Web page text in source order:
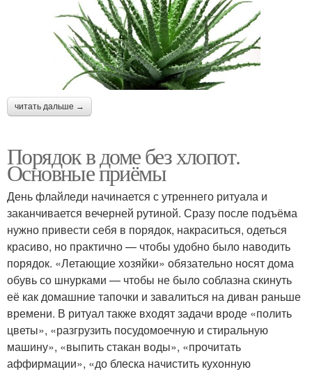
читать дальше →
Порядок в доме без хлопот.
Основные приёмы
День флайледи начинается с утреннего ритуала и
заканчивается вечерней рутиной. Сразу после подъёма
нужно привести себя в порядок, накраситься, одеться
красиво, но практично — чтобы удобно было наводить
порядок. «Летающие хозяйки» обязательно носят дома
обувь со шнурками — чтобы не было соблазна скинуть
её как домашние тапочки и завалиться на диван раньше
времени. В ритуал также входят задачи вроде «полить
цветы», «разгрузить посудомоечную и стиральную
машину», «выпить стакан воды», «прочитать
аффирмации», «до блеска начистить кухонную